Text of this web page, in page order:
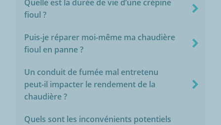
Quelle est la durée de vie d’une crépine
fioul ?
Puis-je réparer moi-même ma chaudière
fioul en panne ?
Un conduit de fumée mal entretenu
peut-il impacter le rendement de la
chaudière ?
Quels sont les inconvénients potentiels